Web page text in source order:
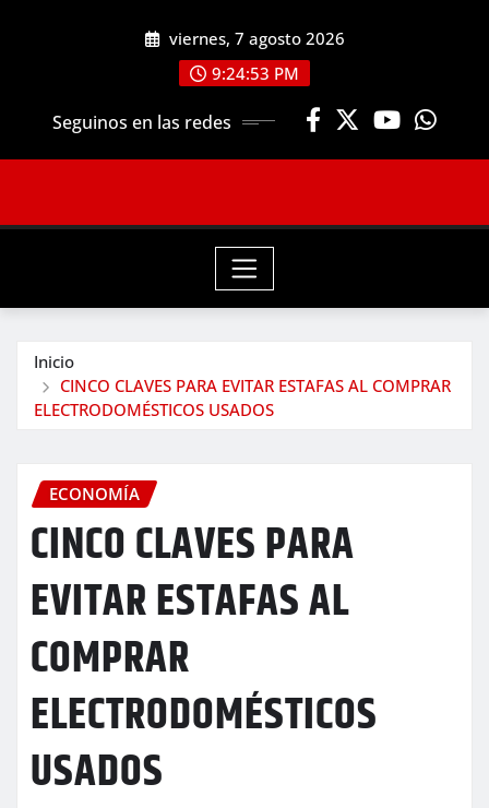
viernes, 7 agosto 2026
9:24:55 PM
Seguinos en las redes
Inicio
CINCO CLAVES PARA EVITAR ESTAFAS AL COMPRAR
ELECTRODOMÉSTICOS USADOS
ECONOMÍA
CINCO CLAVES PARA
EVITAR ESTAFAS AL
COMPRAR
ELECTRODOMÉSTICOS
USADOS